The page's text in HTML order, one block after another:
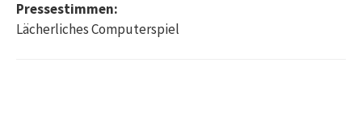
Pressestimmen:
Lächerliches Computerspiel